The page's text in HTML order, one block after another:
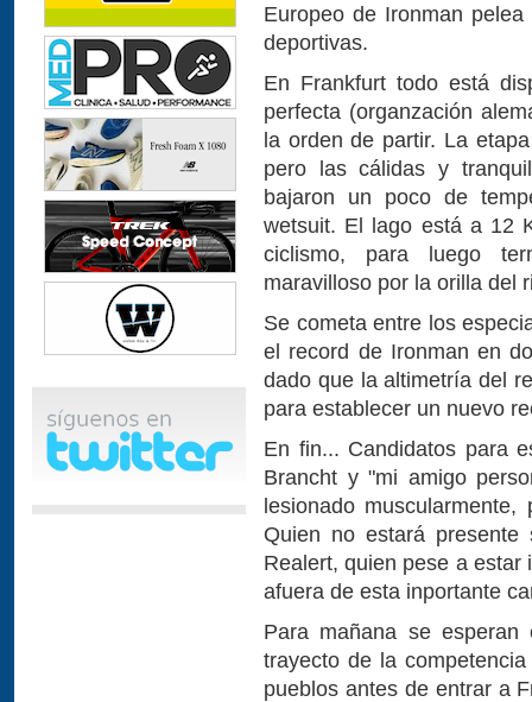
Europeo de Ironman
deportivas.
En Frankfurt todo está
perfecta (organzación
la orden de partir. La
pero las cálidas y
bajaron un poco de
wetsuit. El lago está a 12
ciclismo, para luego
maravilloso por la orilla del
Se cometa entre los
el record de Ironman en
dado que la altimetría del
para establecer un nuevo
En fin... Candidatos para
Brancht y "mi amigo
lesionado
Quien no estará
Realert, quien pese a
afuera de esta inportante
Para mañana se
trayecto de la
pueblos antes de entrar a